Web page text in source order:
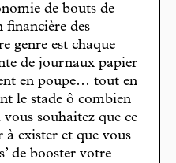
de bouts de
financière des
genre est chaque
de journaux papier
en poupe… tout en
le stade ô combien
souhaitez que ce
exister et que vous
de booster votre